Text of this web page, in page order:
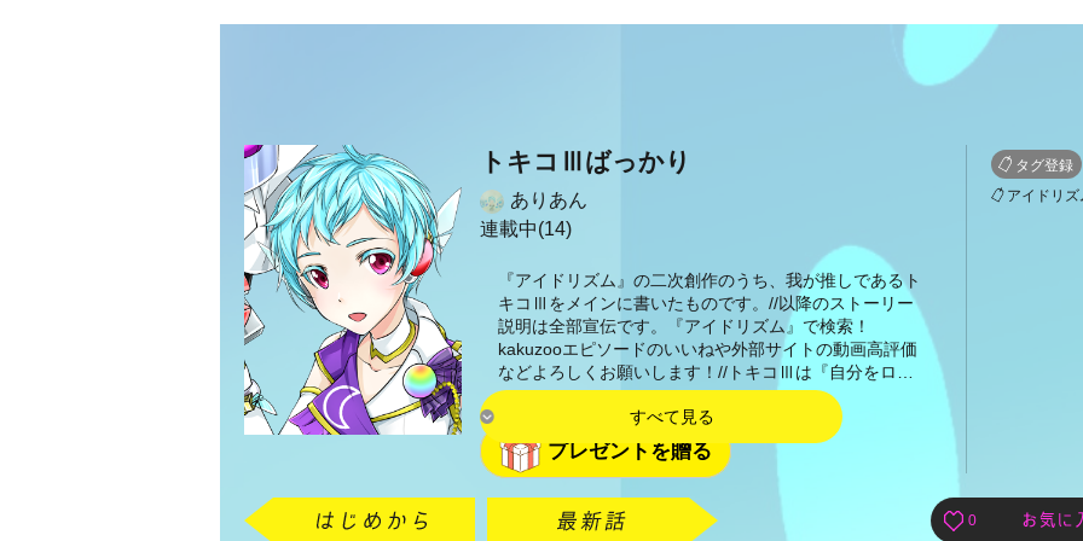
トキコⅢばっかり
ありあん
連載中(14)
『アイドリズム』の二次創作のうち、我が推しであるト
キコⅢをメインに書いたものです。//以降のストーリー
説明は全部宣伝です。『アイドリズム』で検索！
kakuzooエピソードのいいねや外部サイトの動画高評価
などよろしくお願いします！//トキコⅢは『自分をロ…
すべて見る
プレゼントを贈る
タグ登録
アイドリズ
0